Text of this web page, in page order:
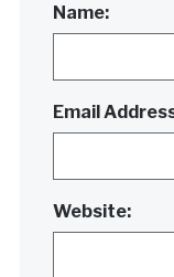
Name:
Email
Website: